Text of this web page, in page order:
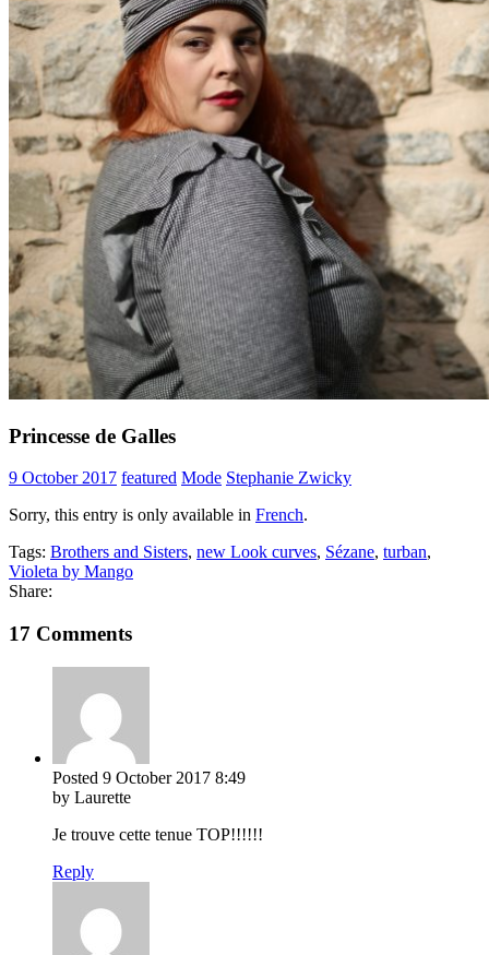
Princesse de Galles
9 October 2017 featured Mode Stephanie Zwicky
Sorry, this entry is only available in French.
Tags: Brothers and Sisters, new Look curves, Sézane, turban,
Violeta by Mango
Share:
17 Comments
Posted 9 October 2017 8:49
by Laurette
Je trouve cette tenue TOP!!!!!!
Reply